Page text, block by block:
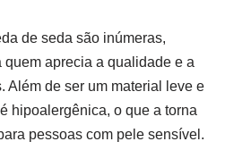
de seda são inúmeras,
aprecia a qualidade e a
Além de ser um material leve e
hipoalergênica, o que a torna
pessoas com pele sensível.